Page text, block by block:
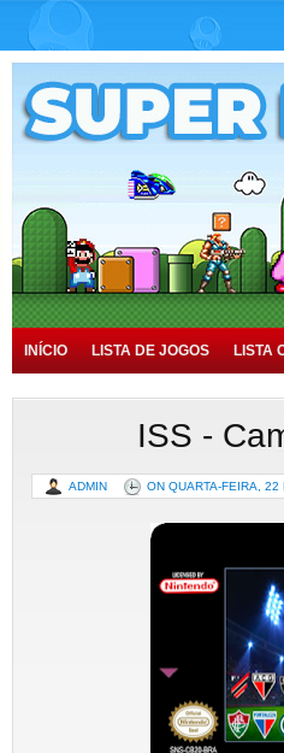
INÍCIO LISTA DE JOGOS LISTA
TUTORIAIS HISTÓRIA
ISS -
ADMIN ON QUARTA-FEIRA,